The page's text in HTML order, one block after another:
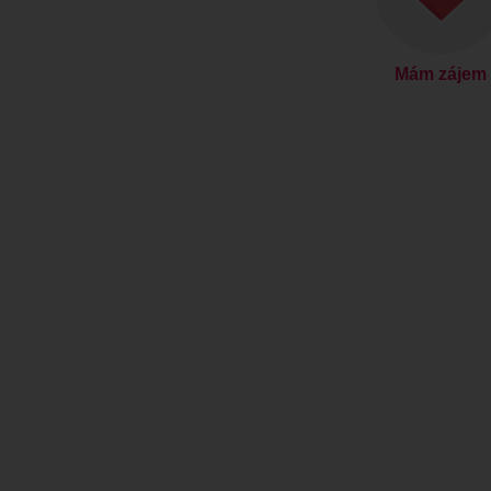
Mám zájem